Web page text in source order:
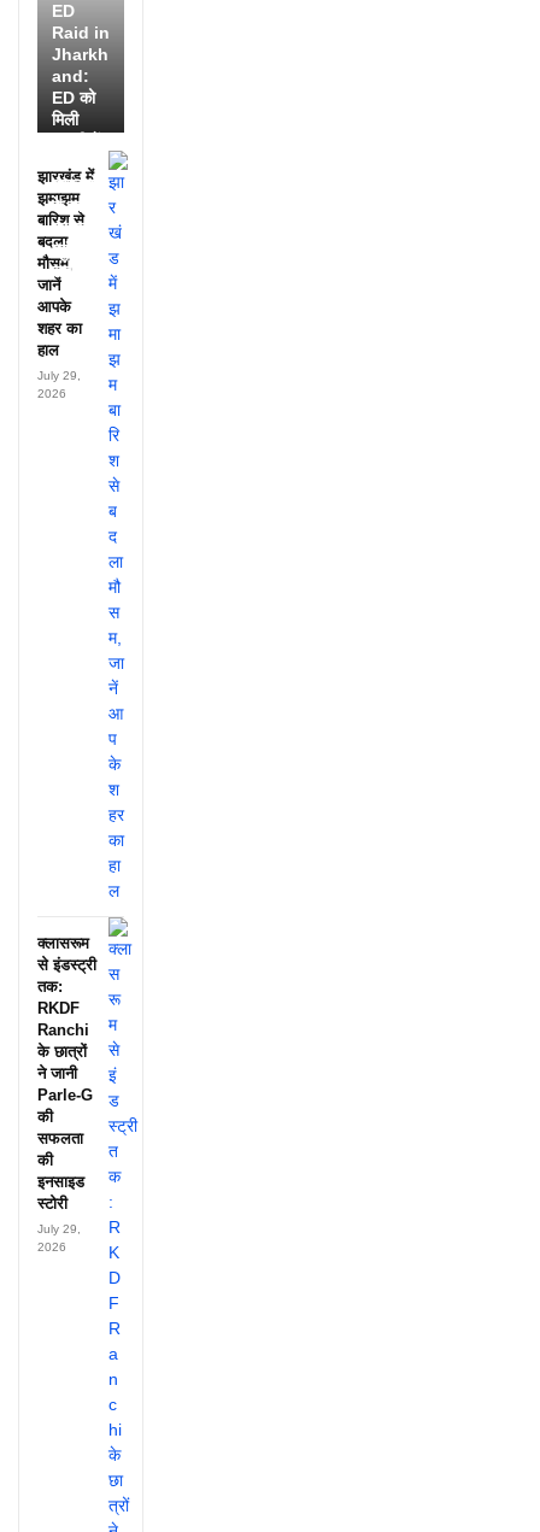
ED
Raid in
Jharkh
and:
ED को
मिली
25
अफसरों
के नाम,
हर महीने
पहुंचते थे
लाखों!
झारखंड में
झमाझम
बारिश से
बदला
मौसम,
जानें
आपके
शहर का
हाल
July 29,
2026
क्लासरूम
से इंडस्ट्री
तक:
RKDF
Ranchi
के छात्रों
ने जानी
Parle-G
की
सफलता
की
इनसाइड
स्टोरी
July 29,
2026